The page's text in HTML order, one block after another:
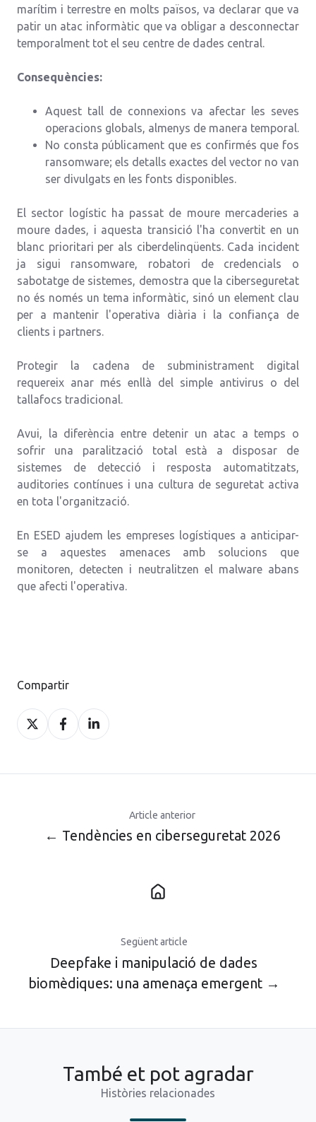
marítim i terrestre en molts països, va declarar que va
patir un atac informàtic que va obligar a desconnectar
temporalment tot el seu centre de dades central.
Consequències:
Aquest tall de connexions va afectar les seves
operacions globals, almenys de manera temporal.
No consta públicament que es confirmés que fos
ransomware; els detalls exactes del vector no van
ser divulgats en les fonts disponibles.
El sector logístic ha passat de moure mercaderies a
moure dades, i aquesta transició l'ha convertit en un
blanc prioritari per als ciberdelinqüents. Cada incident
ja sigui ransomware, robatori de credencials o
sabotatge de sistemes, demostra que la ciberseguretat
no és només un tema informàtic, sinó un element clau
per a mantenir l'operativa diària i la confiança de
clients i partners.
Protegir la cadena de subministrament digital
requereix anar més enllà del simple antivirus o del
tallafocs tradicional.
Avui, la diferència entre detenir un atac a temps o
sofrir una paralització total està a disposar de
sistemes de detecció i resposta automatitzats,
auditories contínues i una cultura de seguretat activa
en tota l'organització.
En ESED ajudem les empreses logístiques a anticipar-
se a aquestes amenaces amb solucions que
monitoren, detecten i neutralitzen el malware abans
que afecti l'operativa.
Compartir
Compartir
a
Compartir
a
Compartir
a
Article anterior
← Tendències en ciberseguretat 2026
Següent article
Deepfake i manipulació de dades
biomèdiques: una amenaça emergent →
També et pot agradar
Històries relacionades